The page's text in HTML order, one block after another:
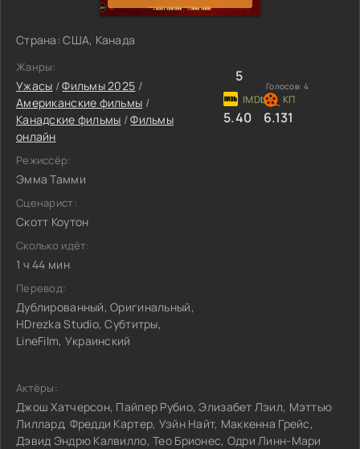
Страна: США, Канада
Жанры:
Ужасы /Фильмы 2025 /
Американские фильмы /
Канадские фильмы /Фильмы
онлайн
Режиссёр:
Эмма Тамми
Сценарист:
Скотт Коутон
Сколько идёт:
1 ч 44 мин
Перевод:
Дублированный, Оригинальный,
HDrezka Studio, Субтитры,
LineFilm, Украинский
5
Голосов: 4
5.40 6.131
Актёры:
Джош Хатчерсон, Пайпер Рубио, Элизабет Лэил, Мэттью
Лиллард, Фредди Картер, Уэйн Найт, Маккенна Грейс,
Дэвид Эндрю Калвилло, Тео Брионес, Одри Линн-Мари